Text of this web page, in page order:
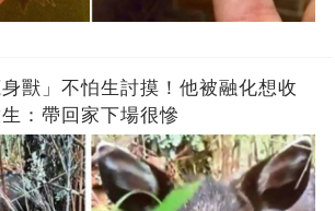
獸」不怕生討摸！他被融化想收
：帶回家下場很慘